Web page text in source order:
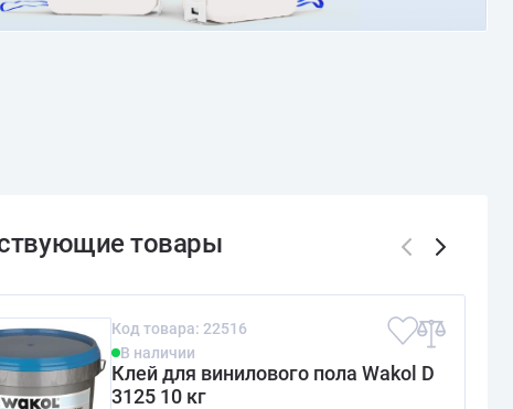
Код товара: 22516
В наличии
Клей для винилового пола Wakol D
3125 10 кг